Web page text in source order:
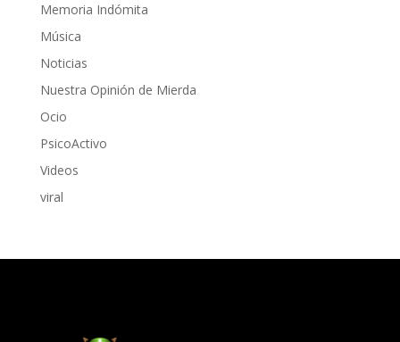
Memoria Indómita
Música
Noticias
Nuestra Opinión de Mierda
Ocio
PsicoActivo
Videos
viral